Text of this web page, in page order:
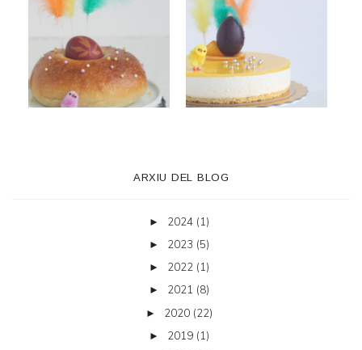
ARXIU DEL BLOG
► 2024 (1)
► 2023 (5)
► 2022 (1)
► 2021 (8)
► 2020 (22)
► 2019 (1)